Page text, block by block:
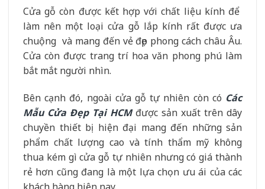
Cửa gỗ còn được kết hợp với chất liệu kính để
làm nên một loại cửa gỗ lắp kính rất được ưa
chuộng và mang đến vẻ đẹp phong cách châu Âu.
Cửa còn được trang trí hoa văn phong phú làm
bắt mắt người nhìn.
Bên cạnh đó, ngoài cửa gỗ tự nhiên còn có Các
Mẫu Cửa Đẹp Tại HCM được sản xuất trên dây
chuyền thiết bị hiện đại mang đến những sản
phẩm chất lượng cao và tính thẩm mỹ không
thua kém gì cửa gỗ tự nhiên nhưng có giá thành
rẻ hơn cũng đang là một lựa chọn ưu ái của các
khách hàng hiện nay.